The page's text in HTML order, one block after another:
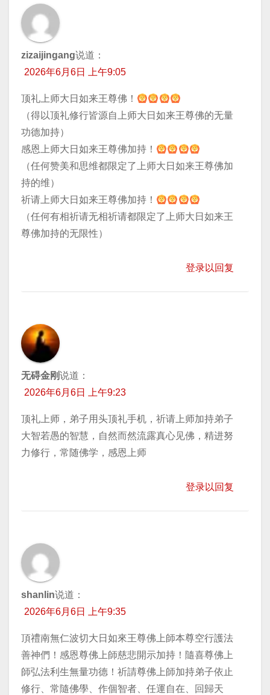
zizaijingang说道：
2026年6月6日 上午9:05
顶礼上师大日如来王尊佛！
（得以顶礼修行皆源自上师大日如来王尊佛的无量
功德加持）
感恩上师大日如来王尊佛加持！
（任何赞美和思维都限定了上师大日如来王尊佛加
持的维）
祈请上师大日如来王尊佛加持！
（任何有相祈请无相祈请都限定了上师大日如来王
尊佛加持的无限性）
登录以回复
无碍金刚说道：
2026年6月6日 上午9:23
顶礼上师，弟子用头顶礼手机，祈请上师加持弟子
大智若愚的智慧，自然而然流露真心见佛，精进努
力修行，常随佛学，感恩上师
登录以回复
shanlin说道：
2026年6月6日 上午9:35
頂禮南無仁波切大日如來王尊佛上師本尊空行護法
善神們！感恩尊佛上師慈悲開示加持！隨喜尊佛上
師弘法利生無量功德！祈請尊佛上師加持弟子依止
修行、常隨佛學、作個智者、任運自在、回歸天